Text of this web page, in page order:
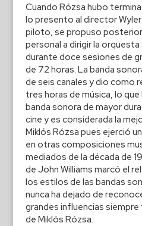
Cuando Rózsa hubo
lo presento al director
piloto, se propuso
personal a dirigir la
durante doce sesiones de
de 72 horas. La banda
de seis canales y dio como
tres horas de música, lo
banda sonora de mayor
cine y es considerada la
Miklós Rózsa pues ejerció
en otras composiciones
mediados de la década de
de John Williams marcó el
los estilos de las bandas
nunca ha dejado de
grandes influencias
de Miklós Rózsa.